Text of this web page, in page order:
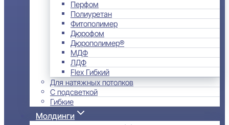
Перфом
Полиуретан
Фитополимер
Дюрофом
Дюрополимер®
МДФ
ЛДФ
Flex Гибкий
Для натяжных потолков
С подсветкой
Гибкие
Молдинги